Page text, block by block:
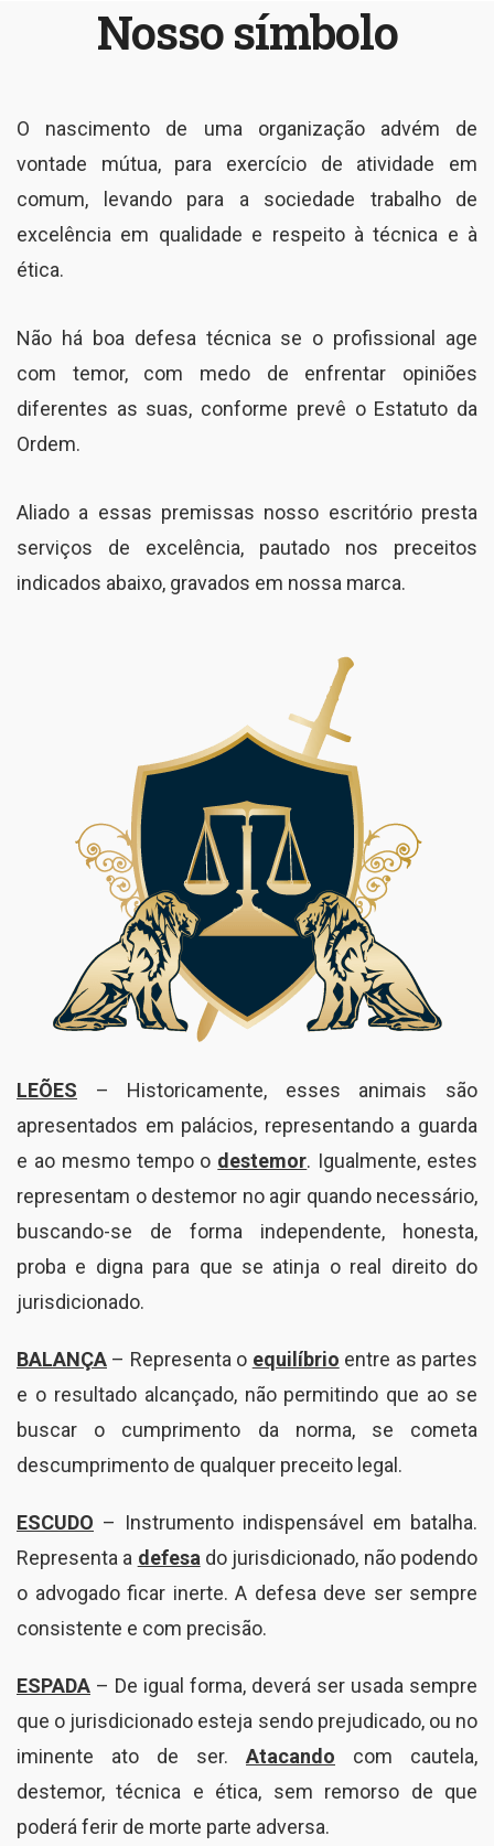
Nosso símbolo
O nascimento de uma organização advém de
vontade mútua, para exercício de atividade em
comum, levando para a sociedade trabalho de
excelência em qualidade e respeito à técnica e à
ética.
Não há boa defesa técnica se o profissional age
com temor, com medo de enfrentar opiniões
diferentes as suas, conforme prevê o Estatuto da
Ordem.
Aliado a essas premissas nosso escritório presta
serviços de excelência, pautado nos preceitos
indicados abaixo, gravados em nossa marca.
LEÕES – Historicamente, esses animais são
apresentados em palácios, representando a guarda
e ao mesmo tempo o destemor. Igualmente, estes
representam o destemor no agir quando necessário,
buscando-se de forma independente, honesta,
proba e digna para que se atinja o real direito do
jurisdicionado.
BALANÇA – Representa o equilíbrio entre as partes
e o resultado alcançado, não permitindo que ao se
buscar o cumprimento da norma, se cometa
descumprimento de qualquer preceito legal.
ESCUDO – Instrumento indispensável em batalha.
Representa a defesa do jurisdicionado, não podendo
o advogado ficar inerte. A defesa deve ser sempre
consistente e com precisão.
ESPADA – De igual forma, deverá ser usada sempre
que o jurisdicionado esteja sendo prejudicado, ou no
iminente ato de ser. Atacando com cautela,
destemor, técnica e ética, sem remorso de que
poderá ferir de morte parte adversa.